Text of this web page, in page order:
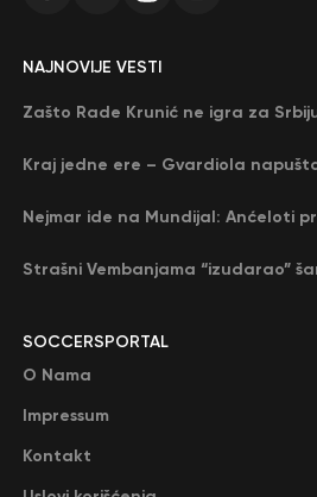
SOCCERSPORTAL
O Nama
Impressum
Kontakt
NAJNOVIJE VESTI